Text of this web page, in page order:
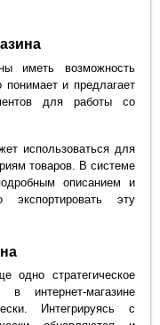
иметь возможность
и предлагает
для работы со
использоваться для
товаров. В системе
описанием и
эту
одно стратегическое
в интернет-магазине
Интегрируясь с